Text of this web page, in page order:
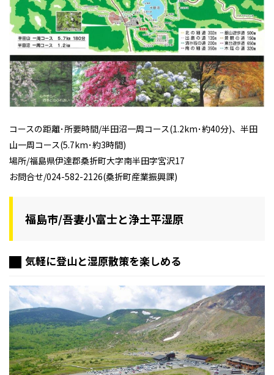
コースの距離･所要時間/半田沼一周コース(1.2km･約40分)、半田
山一周コース(5.7km･約3時間)
場所/福島県伊達郡桑折町大字南半田字宮沢17
お問合せ/024-582-2126(桑折町産業振興課)
福島市/吾妻小富士と浄土平湿原
気軽に登山と湿原散策を楽しめる